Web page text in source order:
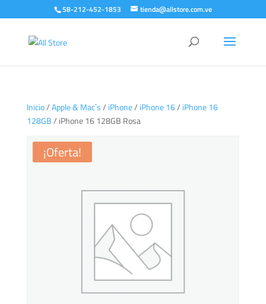
58-212-452-1853 tienda@allstore.com.ve
Inicio/Apple & Mac`s/ iPhone/ iPhone 16/ iPhone 16
128GB/ iPhone 16 128GB Rosa
¡Oferta!